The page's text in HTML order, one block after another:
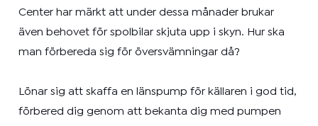
Center har märkt att under dessa månader brukar
även behovet för spolbilar skjuta upp i skyn. Hur ska
man förbereda sig för översvämningar då?
Lönar sig att skaffa en länspump för källaren i god tid,
förbered dig genom att bekanta dig med pumpen